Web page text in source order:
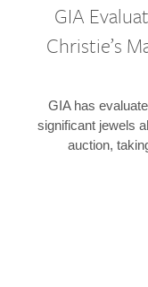
GIA
Christie’s
GIA has
significant jewels
auction,